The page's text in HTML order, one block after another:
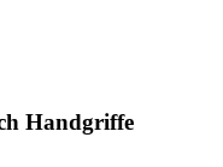
Handgriffe